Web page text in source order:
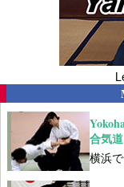
合気道
横浜